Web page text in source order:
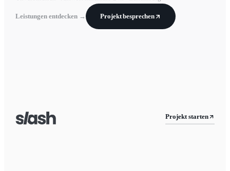
Leistungen entdecken → Projekt besprechen
Projekt starten